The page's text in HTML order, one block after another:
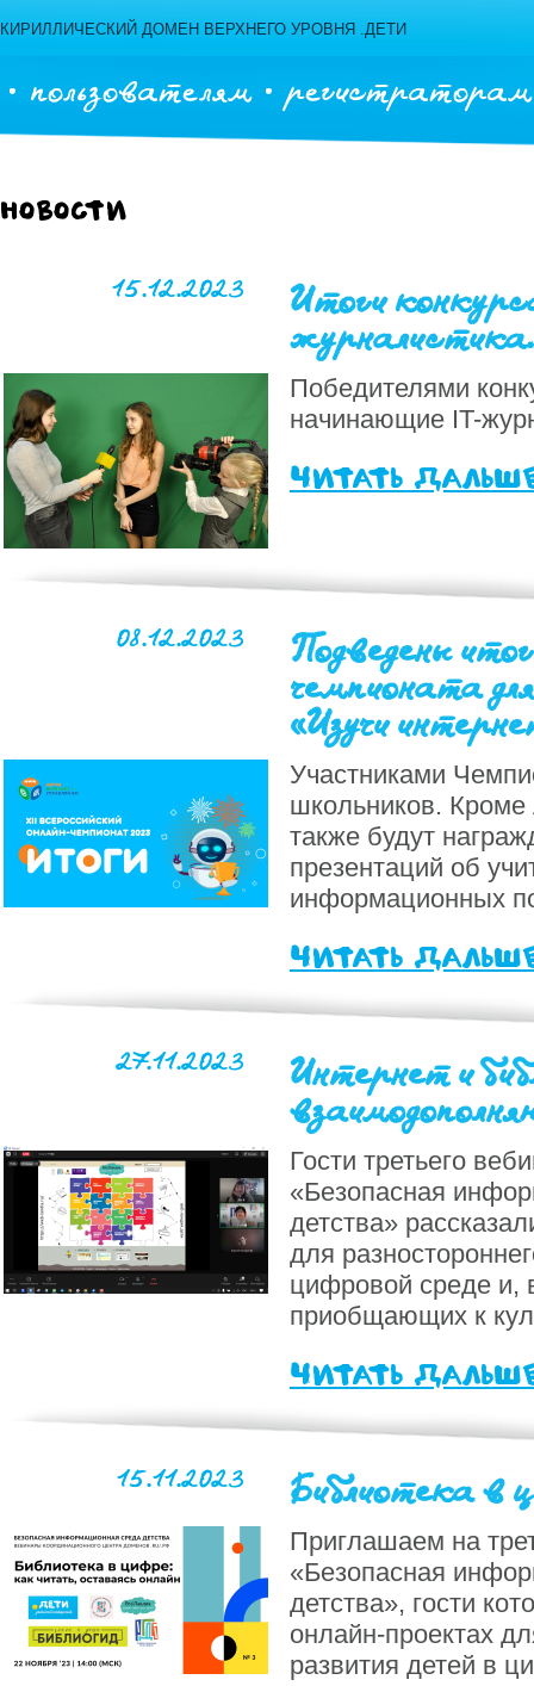
КИРИЛЛИЧЕСКИЙ ДОМЕН ВЕРХНЕГО УРОВНЯ .ДЕТИ
пользователям регистраторам
Новости
15.12.2023
Итоги
Победителями
начинающие IT-
читать
08.12.2023
Подведены
чемпионата
«Изучи
Участниками
школьников. Кроме
также будут
презентаций об
информационных
читать
27.11.2023
Интернет и
Гости третьего
«Безопасная
детства»
для
цифровой среде и,
приобщающих к
читать
15.11.2023 Библиотека в
Приглашаем на
«Безопасная
детства», гости
онлайн-проектах
развития детей в